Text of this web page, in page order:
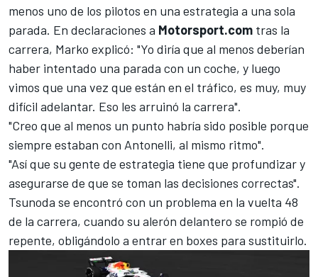
menos uno de los pilotos en una estrategia a una sola
parada. En declaraciones a Motorsport.com tras la
carrera, Marko explicó: "Yo diría que al menos deberían
haber intentado una parada con un coche, y luego
vimos que una vez que están en el tráfico, es muy, muy
difícil adelantar. Eso les arruinó la carrera".
"Creo que al menos un punto habría sido posible porque
siempre estaban con Antonelli, al mismo ritmo".
"Así que su gente de estrategia tiene que profundizar y
asegurarse de que se toman las decisiones correctas".
Tsunoda se encontró con un problema en la vuelta 48
de la carrera, cuando su alerón delantero se rompió de
repente, obligándolo a entrar en boxes para sustituirlo.